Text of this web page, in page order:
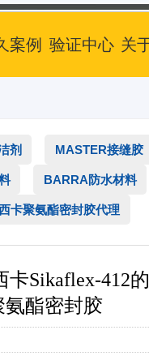
案例 验证中心 关
剂 MASTER接缝胶
BARRA防水材料
卡聚氨酯密封胶代理
卡Sikaflex-
氨酯密封胶